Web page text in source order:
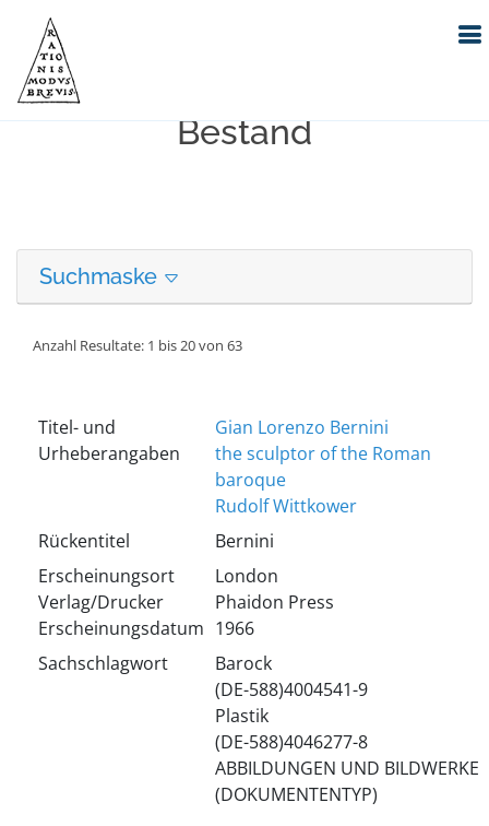
Erweiterte Suche in unserem
Bestand
Suchmaske
Anzahl Resultate: 1 bis 20 von 63
Titel- und
Urheberangaben
Gian Lorenzo Bernini
the sculptor of the Roman
baroque
Rudolf Wittkower
Rückentitel
Bernini
Erscheinungsort
Verlag/Drucker
Erscheinungsdatum
London
Phaidon Press
1966
Sachschlagwort
Barock
(DE-588)4004541-9
Plastik
(DE-588)4046277-8
ABBILDUNGEN UND BILDWERKE
(DOKUMENTENTYP)